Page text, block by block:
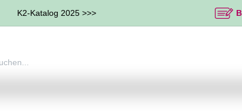
K2-Katalog 2025 >>>